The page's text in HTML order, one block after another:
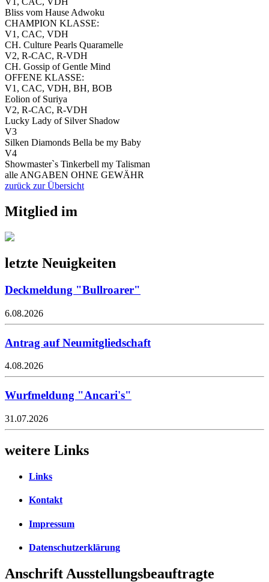
Bliss vom Hause Adwoku
CHAMPION KLASSE:
V1, CAC, VDH
CH. Culture Pearls Quaramelle
V2, R-CAC, R-VDH
CH. Gossip of Gentle Mind
OFFENE KLASSE:
V1, CAC, VDH, BH, BOB
Eolion of Suriya
V2, R-CAC, R-VDH
Lucky Lady of Silver Shadow
V3
Silken Diamonds Bella be my Baby
V4
Showmaster`s Tinkerbell my Talisman
alle ANGABEN OHNE GEWÄHR
zurück zur Übersicht
Mitglied im
letzte Neuigkeiten
Deckmeldung "Bullroarer"
6.08.2026
Antrag auf Neumitgliedschaft
4.08.2026
Wurfmeldung "Ancari's"
31.07.2026
weitere Links
Links
Kontakt
Impressum
Datenschutzerklärung
Anschrift Ausstellungsbeauftragte